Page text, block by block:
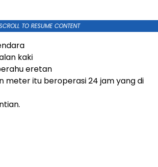
TO RESUME CONTENT
kaki
eretan
meter itu beroperasi 24 jam yang di